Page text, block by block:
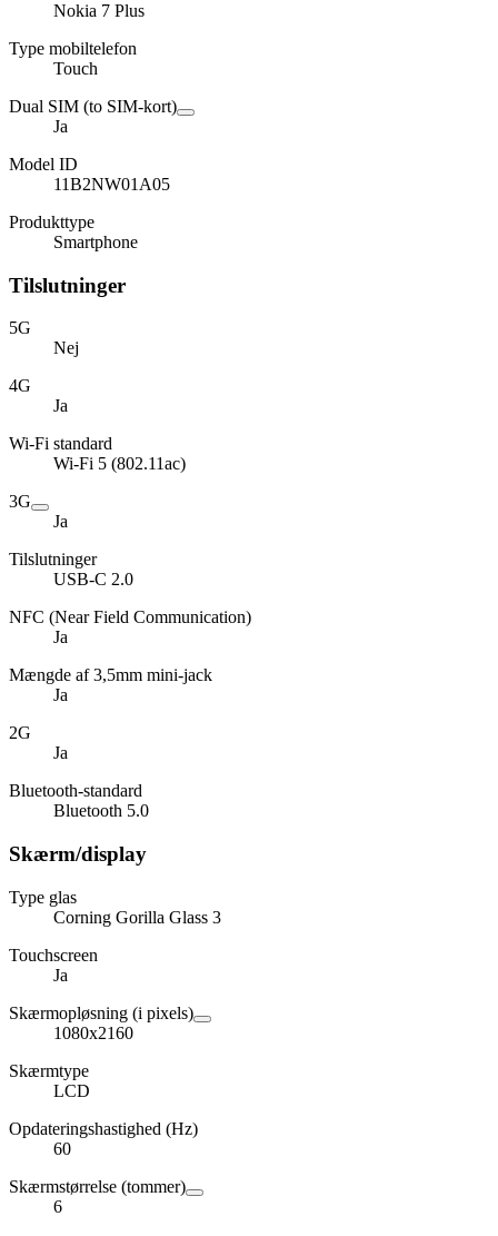
Nokia 7 Plus
Type mobiltelefon
Touch
Dual SIM (to SIM-kort)
Ja
Model ID
11B2NW01A05
Produkttype
Smartphone
Tilslutninger
5G
Nej
4G
Ja
Wi-Fi standard
Wi-Fi 5 (802.11ac)
3G
Ja
Tilslutninger
USB-C 2.0
NFC (Near Field Communication)
Ja
Mængde af 3,5mm mini-jack
Ja
2G
Ja
Bluetooth-standard
Bluetooth 5.0
Skærm/display
Type glas
Corning Gorilla Glass 3
Touchscreen
Ja
Skærmopløsning (i pixels)
1080x2160
Skærmtype
LCD
Opdateringshastighed (Hz)
60
Skærmstørrelse (tommer)
6